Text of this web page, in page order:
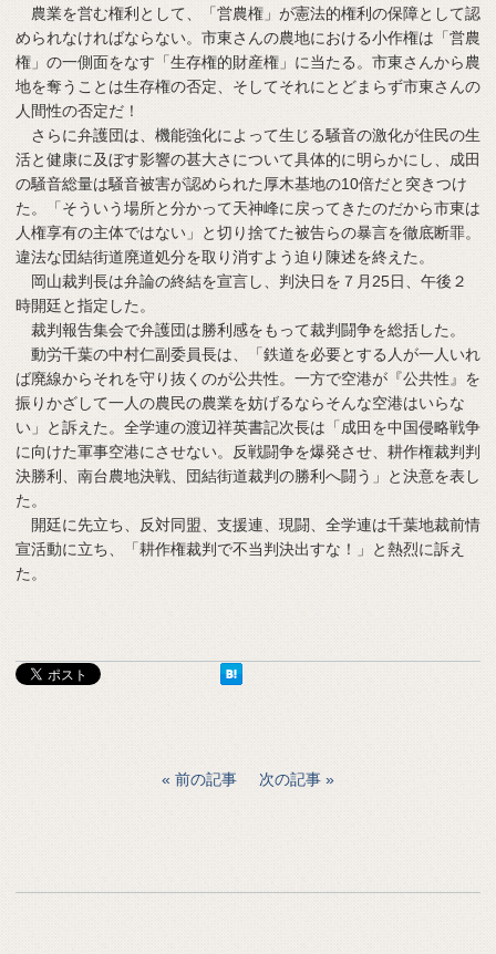
農業を営む権利として、「営農権」が憲法的権利の保障として認
められなければならない。市東さんの農地における小作権は「営農
権」の一側面をなす「生存権的財産権」に当たる。市東さんから農
地を奪うことは生存権の否定、そしてそれにとどまらず市東さんの
人間性の否定だ！
さらに弁護団は、機能強化によって生じる騒音の激化が住民の生
活と健康に及ぼす影響の甚大さについて具体的に明らかにし、成田
の騒音総量は騒音被害が認められた厚木基地の10倍だと突きつけ
た。「そういう場所と分かって天神峰に戻ってきたのだから市東は
人権享有の主体ではない」と切り捨てた被告らの暴言を徹底断罪。
違法な団結街道廃道処分を取り消すよう迫り陳述を終えた。
岡山裁判長は弁論の終結を宣言し、判決日を７月25日、午後２
時開廷と指定した。
裁判報告集会で弁護団は勝利感をもって裁判闘争を総括した。
動労千葉の中村仁副委員長は、「鉄道を必要とする人が一人いれ
ば廃線からそれを守り抜くのが公共性。一方で空港が『公共性』を
振りかざして一人の農民の農業を妨げるならそんな空港はいらな
い」と訴えた。全学連の渡辺祥英書記次長は「成田を中国侵略戦争
に向けた軍事空港にさせない。反戦闘争を爆発させ、耕作権裁判判
決勝利、南台農地決戦、団結街道裁判の勝利へ闘う」と決意を表し
た。
開廷に先立ち、反対同盟、支援連、現闘、全学連は千葉地裁前情
宣活動に立ち、「耕作権裁判で不当判決出すな！」と熱烈に訴え
た。
前の記事 次の記事